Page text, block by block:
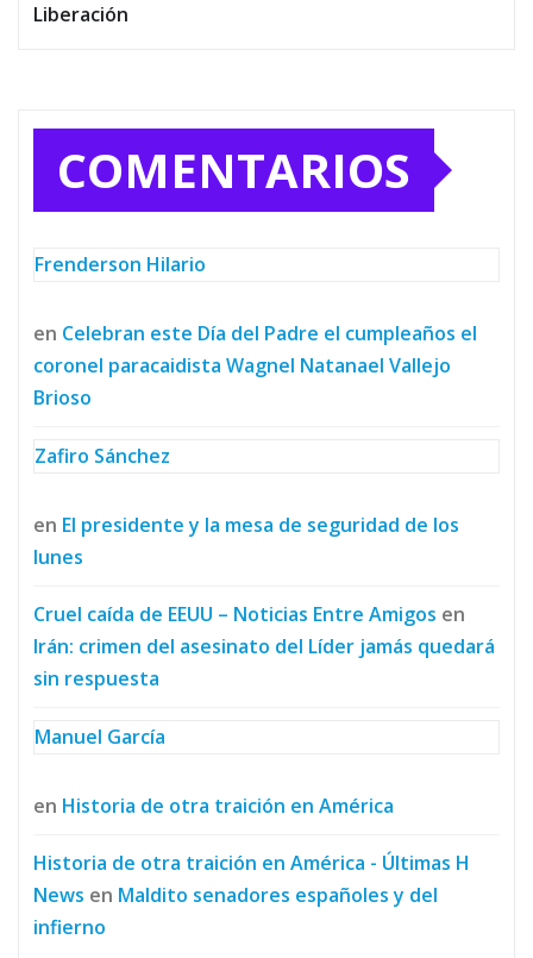
Liberación
COMENTARIOS
Frenderson Hilario
en Celebran este Día del Padre el cumpleaños el
coronel paracaidista Wagnel Natanael Vallejo
Brioso
Zafiro Sánchez
en El presidente y la mesa de seguridad de los
lunes
Cruel caída de EEUU – Noticias Entre Amigos en
Irán: crimen del asesinato del Líder jamás quedará
sin respuesta
Manuel García
en Historia de otra traición en América
Historia de otra traición en América - Últimas H
News en Maldito senadores españoles y del
infierno